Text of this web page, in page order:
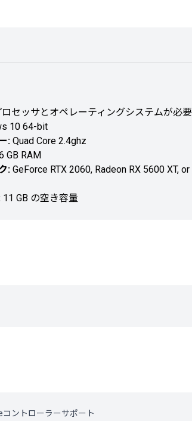
セッサとオペレーティングシステムが必
10 64-bit
: Quad Core 2.4ghz
GB RAM
: GeForce RTX 2060, Radeon RX 5600 XT,
11 GB の空き容量
コントローラーサポート